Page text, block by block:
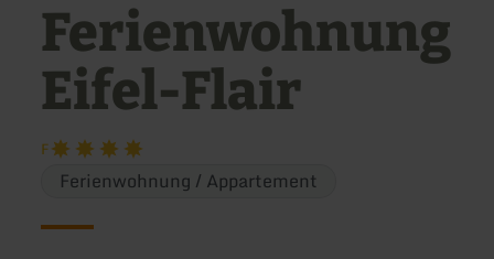
Ferienwohnung
Eifel-Flair
F
Ferienwohnung / Appartement